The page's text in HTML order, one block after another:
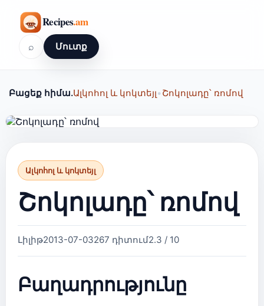
⌕ Մուտք
Բացեք հիմա.Ալկոհոլ և կոկտեյլ•Շոկոլադը՝ ռոմով
Ալկոհոլ և կոկտեյլ
Շոկոլադը՝ ռոմով
Լիլիթ2013-07-03267 դիտում2.3 / 10
Բաղադրությունը